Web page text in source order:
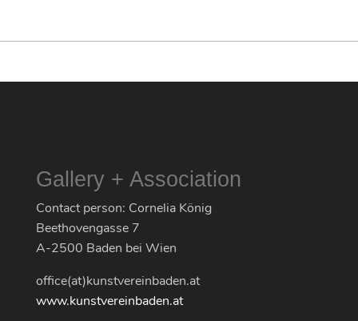
Gallery + Association
Contact person: Cornelia König
Beethovengasse 7
A-2500 Baden bei Wien
office(at)kunstvereinbaden.at
www.kunstvereinbaden.at